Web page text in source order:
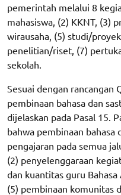
pemerintah melalui 8
mahasiswa, (2) KKNT, (3)
wirausaha, (5) studi/
penelitian/riset, (7)
sekolah.
Sesuai dengan rancangan
pembinaan bahasa dan
dijelaskan pada Pasal 15.
bahwa pembinaan bahasa
pengajaran pada semua
(2) penyelenggaraan
dan kuantitas guru Bahasa
(5) pembinaan komunitas